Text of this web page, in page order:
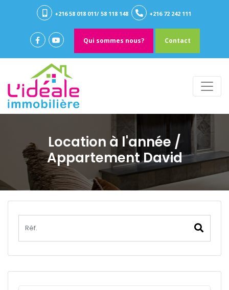
+216 58 018 011/ 58 118 148 +216 72 242 111
Qui sommes nous? Contact
Location à l'année /
Appartement David